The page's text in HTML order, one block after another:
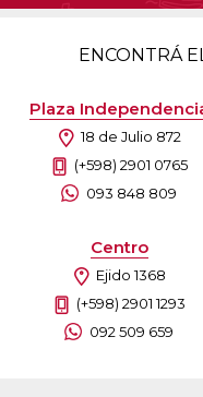
ENCONTRÁ
Plaza
18 de Julio 872
(+598) 2901 0765
093 848 809
Centro
Ejido 1368
(+598) 2901 1293
092 509 659